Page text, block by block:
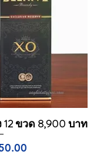
12 ขวด 8,900 บาท